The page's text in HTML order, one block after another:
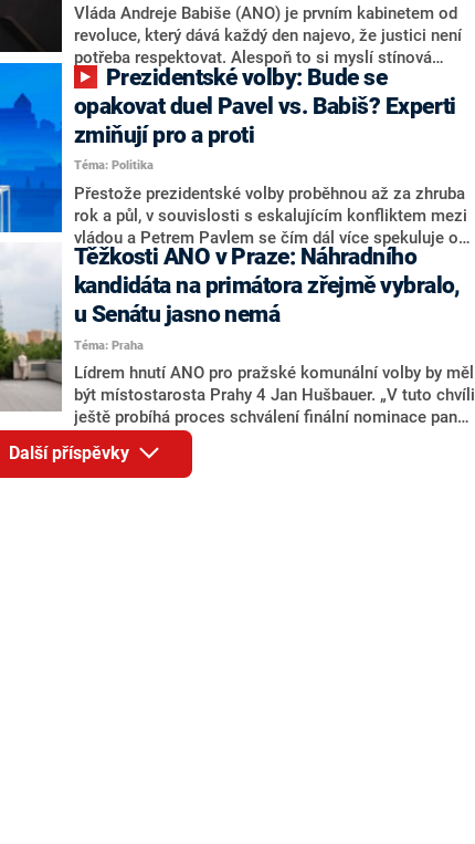
o případné kandidatuře kohokoliv ze zmíněné trojice
značně pochybuje. Podle něj současná koalice dosud
nemá osobu, která by Pavlovi mohla konkurovat.
Vláda Andreje Babiše (ANO) je prvním kabinetem od
revoluce, který dává každý den najevo, že justici není
potřeba respektovat. Alespoň to si myslí stínová
ministryně spravedlnosti ODS Eva Decroix. V
rozhovoru pro CNN Prima NEWS si nebrala servítky
ohledně politického výkonu svého nástupce Jeronýma
Tejce (za ANO) či vládní zmocněnkyně pro lidská
práva Taťány Malé (ANO). Označením „svoloč“ na
adresu vlády prý byla ještě hodná. Decroix se také
vrátila k volební porážce koalice Spolu či promluvila o
hnutí Naše Česko Martina Kuby.
opakovat duel Pavel vs. Babiš? Experti
zmiňují pro a proti
Téma: Politika
Přestože prezidentské volby proběhnou až za zhruba
rok a půl, v souvislosti s eskalujícím konfliktem mezi
vládou a Petrem Pavlem se čím dál více spekuluje o
tom, koho by do bitvy o Hrad mohla vyslat současná
koalice. Někteří političtí komentátoři znovu vytahují
jméno premiéra Andreje Babiše (ANO). Jak moc je
pravděpodobné, že se v prezidentských volbách 2028
bude znovu opakovat souboj z roku 2023?
Těžkosti ANO v Praze: Náhradního
kandidáta na primátora zřejmě vybralo,
u Senátu jasno nemá
Téma: Praha
Lídrem hnutí ANO pro pražské komunální volby by měl
být místostarosta Prahy 4 Jan Hušbauer. „V tuto chvíli
ještě probíhá proces schválení finální nominace pana
Jana Hušbauera Výborem hnutí ANO,“ uvedl pro
redakci místopředseda pražského ANO Martin
Benkovič. O Hušbauerovi se spekulovalo jako o
Další příspěvky